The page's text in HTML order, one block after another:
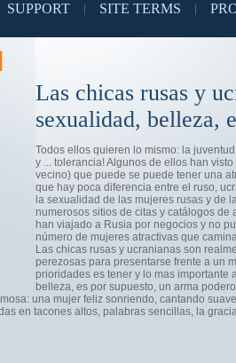
SUPPORT SITE TERMS
Las chicas rusas y
sexualidad, belleza,
Todos ellos quieren lo mismo: la
y ... tolerancia! Algunos de ellos han
vecino) que puede se puede tener una
que hay poca diferencia entre el ruso,
la sexualidad de las mujeres rusas y de
numerosos sitios de citas y catálogos
han viajado a Rusia por negocios y no
número de mujeres atractivas que
Las chicas rusas y ucranianas son
perezosas para presentarse frente a un
prioridades es tener y lo mas importante
belleza, es por supuesto, un arma
una mujer feliz sonriendo, cantando
en tacones altos, palabras sencillas, la